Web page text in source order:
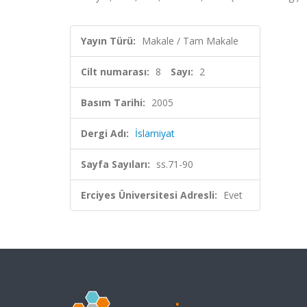
Yayın Türü: Makale / Tam Makale
Cilt numarası: 8 Sayı: 2
Basım Tarihi: 2005
Dergi Adı: İslamiyat
Sayfa Sayıları: ss.71-90
Erciyes Üniversitesi Adresli: Evet